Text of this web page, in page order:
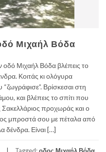
Μιχαήλ Βόδα
Μιχαήλ Βόδα βλέπεις το
Κοιτάς κι ολόγυρα
Βρίσκεσαι στη
και βλέπεις το σπίτι που
Σακελλάριος προχωράς και ο
μπροστά σου με πέταλα από
δένδρα. Είναι […]